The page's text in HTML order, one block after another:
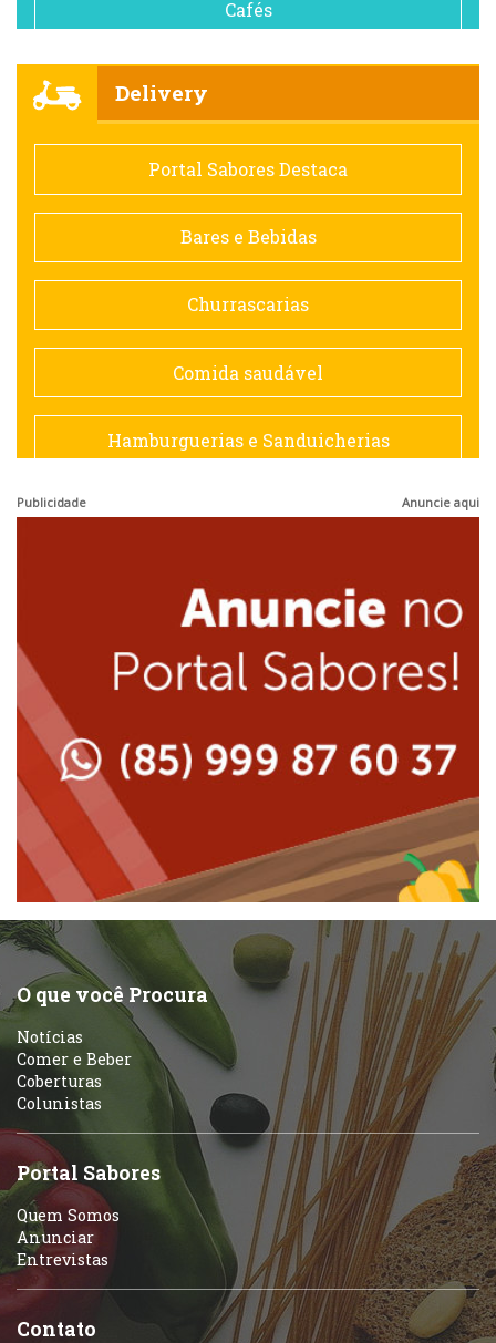
Cafés
Comida saudável
Contemporânea
Doceria
Espanhola
Francesa
Japonesa e Oriental
Lanchonetes
Massas
Peixes e Frutos do Mar
Pizzarias
Portuguesa
Self-service
Sobremesas e sorvetes
Delivery
Portal Sabores Destaca
Bares e Bebidas
Churrascarias
Comida saudável
Hamburguerias e Sanduicherias
Peixes e Frutos do Mar
Pizzarias
Sobremesas e sorvetes
Variados
Publicidade Anuncie aqui
O que você Procura
Notícias
Comer e Beber
Coberturas
Colunistas
Portal Sabores
Quem Somos
Anunciar
Entrevistas
Contato